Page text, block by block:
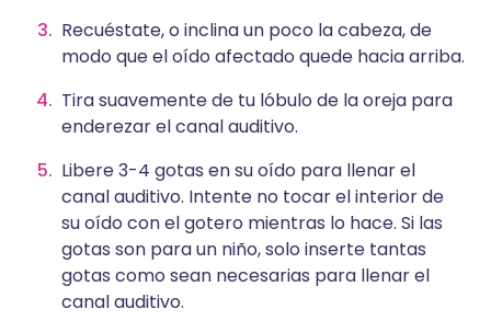
Recuéstate, o inclina un poco la cabeza, de
modo que el oído afectado quede hacia arriba.
Tira suavemente de tu lóbulo de la oreja para
enderezar el canal auditivo.
Libere 3-4 gotas en su oído para llenar el
canal auditivo. Intente no tocar el interior de
su oído con el gotero mientras lo hace. Si las
gotas son para un niño, solo inserte tantas
gotas como sean necesarias para llenar el
canal auditivo.